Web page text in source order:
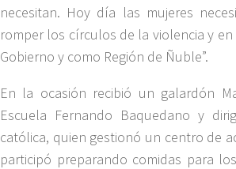
necesitan. Hoy día las mujeres
romper los círculos de la violencia y
Gobierno y como Región de Ñuble”.
En la ocasión recibió un galardón
Escuela Fernando Baquedano y
católica, quien gestionó un centro de
participó preparando comidas para